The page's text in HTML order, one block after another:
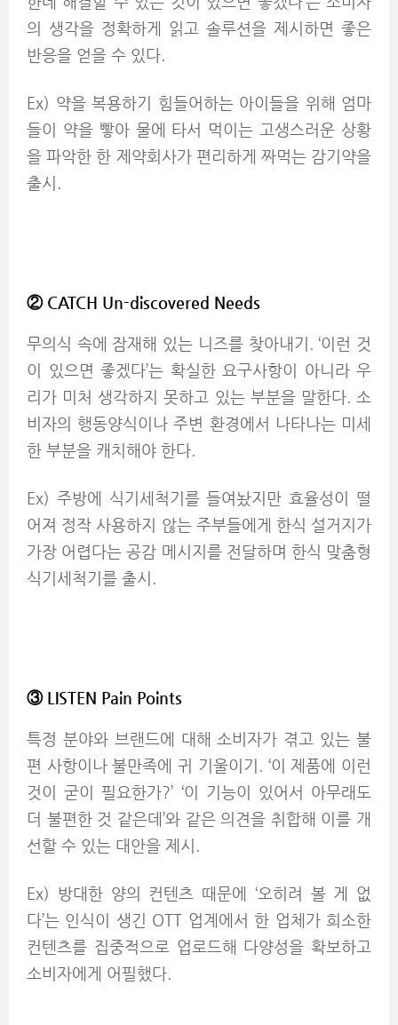
의 생각을 정확하게 읽고 솔루션을 제시하면 좋은
반응을 얻을 수 있다.
Ex) 약을 복용하기 힘들어하는 아이들을 위해 엄마
들이 약을 빻아 물에 타서 먹이는 고생스러운 상황
을 파악한 한 제약회사가 편리하게 짜먹는 감기약을
출시.
② CATCH Un-discovered Needs
무의식 속에 잠재해 있는 니즈를 찾아내기. ‘이런 것
이 있으면 좋겠다’는 확실한 요구사항이 아니라 우
리가 미처 생각하지 못하고 있는 부분을 말한다. 소
비자의 행동양식이나 주변 환경에서 나타나는 미세
한 부분을 캐치해야 한다.
Ex) 주방에 식기세척기를 들여놨지만 효율성이 떨
어져 정작 사용하지 않는 주부들에게 한식 설거지가
가장 어렵다는 공감 메시지를 전달하며 한식 맞춤형
식기세척기를 출시.
③ LISTEN Pain Points
특정 분야와 브랜드에 대해 소비자가 겪고 있는 불
편 사항이나 불만족에 귀 기울이기. ‘이 제품에 이런
것이 굳이 필요한가?’ ‘이 기능이 있어서 아무래도
더 불편한 것 같은데’와 같은 의견을 취합해 이를 개
선할 수 있는 대안을 제시.
Ex) 방대한 양의 컨텐츠 때문에 ‘오히려 볼 게 없
다’는 인식이 생긴 OTT 업계에서 한 업체가 희소한
컨텐츠를 집중적으로 업로드해 다양성을 확보하고
소비자에게 어필했다.